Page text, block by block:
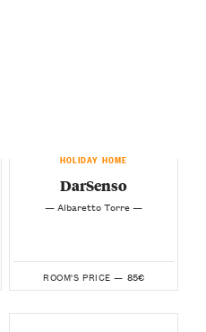
HOLIDAY HOME
DarSenso
— Albaretto Torre —
ROOM'S PRICE — 85€